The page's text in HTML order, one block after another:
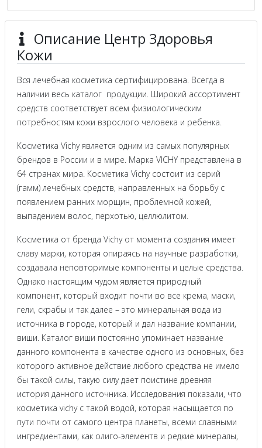
Описание Центр Здоровья
Кожи
Вся лечебная косметика сертифицирована. Всегда в
наличии весь каталог продукции. Широкий ассортимент
средств соответствует всем физиологическим
потребностям кожи взрослого человека и ребенка.
Косметика Vichy является одним из самых популярных
брендов в России и в мире. Марка VICHY представлена в
64 странах мира. Косметика Vichy состоит из серий
(гамм) лечебных средств, направленных на борьбу с
появлением ранних морщин, проблемной кожей,
выпадением волос, перхотью, целлюлитом.
Косметика от бренда Vichy от момента создания имеет
славу марки, которая опираясь на научные разработки,
создавала неповторимые компоненты и целые средства.
Однако настоящим чудом является природный
компонент, который входит почти во все крема, маски,
гели, скрабы и так далее – это минеральная вода из
источника в городе, который и дал название компании,
виши. Каталог виши постоянно упоминает название
данного компонента в качестве одного из основных, без
которого активное действие любого средства не имело
бы такой силы, такую силу дает поистине древняя
история данного источника. Исследования показали, что
косметика vichy с такой водой, которая насыщается по
пути почти от самого центра планеты, всеми славными
ингредиентами, как олиго-элементв и редкие минералы,